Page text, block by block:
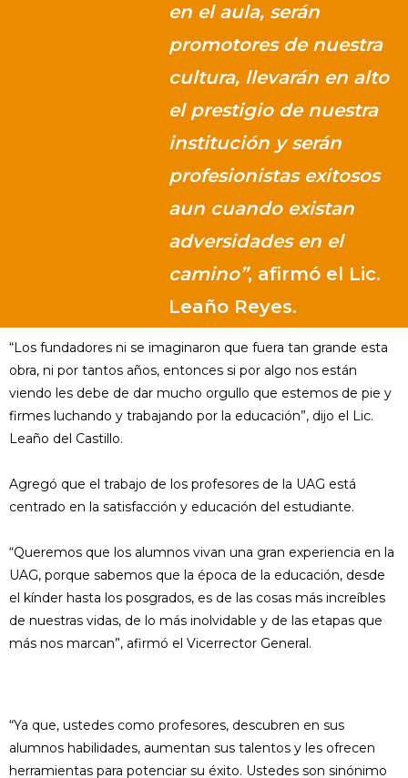
en el aula, serán
promotores de nuestra
cultura, llevarán en alto
el prestigio de nuestra
institución y serán
profesionistas exitosos
aun cuando existan
adversidades en el
camino”, afirmó el Lic.
Leaño Reyes.
“Los fundadores ni se imaginaron que fuera tan grande esta
obra, ni por tantos años, entonces si por algo nos están
viendo les debe de dar mucho orgullo que estemos de pie y
firmes luchando y trabajando por la educación”, dijo el Lic.
Leaño del Castillo.
Agregó que el trabajo de los profesores de la UAG está
centrado en la satisfacción y educación del estudiante.
“Queremos que los alumnos vivan una gran experiencia en la
UAG, porque sabemos que la época de la educación, desde
el kínder hasta los posgrados, es de las cosas más increíbles
de nuestras vidas, de lo más inolvidable y de las etapas que
más nos marcan”, afirmó el Vicerrector General.
“Ya que, ustedes como profesores, descubren en sus
alumnos habilidades, aumentan sus talentos y les ofrecen
herramientas para potenciar su éxito. Ustedes son sinónimo